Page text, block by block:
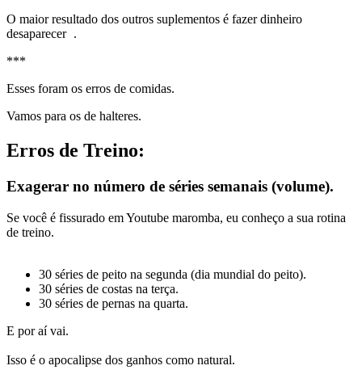
O maior resultado dos outros suplementos é fazer dinheiro
desaparecer .
***
Esses foram os erros de comidas.
Vamos para os de halteres.
Erros de Treino:
Exagerar no número de séries semanais (volume).
Se você é fissurado em Youtube maromba, eu conheço a sua rotina
de treino.
30 séries de peito na segunda (dia mundial do peito).
30 séries de costas na terça.
30 séries de pernas na quarta.
E por aí vai.
Isso é o apocalipse dos ganhos como natural.